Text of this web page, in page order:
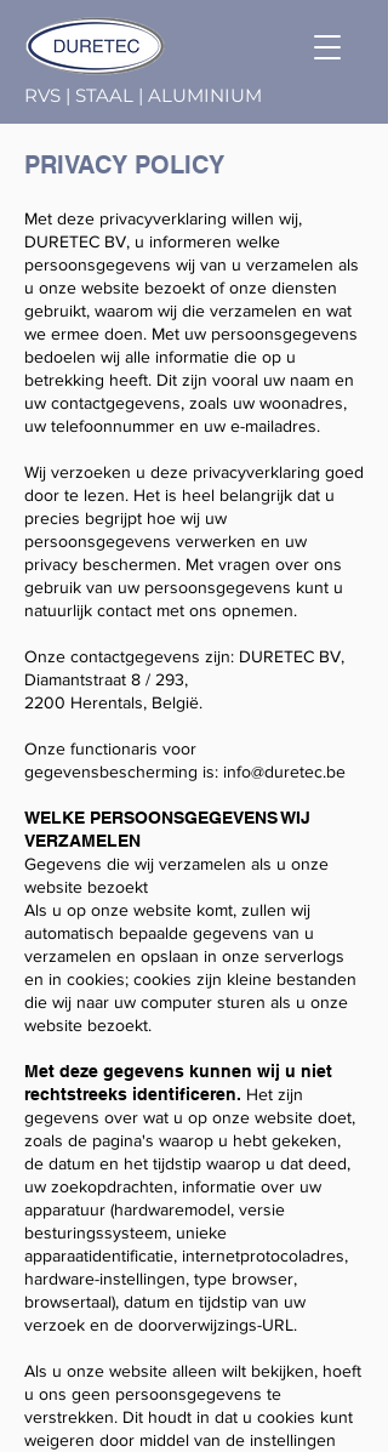
RVS | STAAL | ALUMINIUM
PRIVACY POLICY
Met deze privacyverklaring willen wij,
DURETEC BV, u informeren welke
persoonsgegevens wij van u verzamelen als
u onze website bezoekt of onze diensten
gebruikt, waarom wij die verzamelen en wat
we ermee doen. Met uw persoonsgegevens
bedoelen wij alle informatie die op u
betrekking heeft. Dit zijn vooral uw naam en
uw contactgegevens, zoals uw woonadres,
uw telefoonnummer en uw e-mailadres.
Wij verzoeken u deze privacyverklaring goed
door te lezen. Het is heel belangrijk dat u
precies begrijpt hoe wij uw
persoonsgegevens verwerken en uw
privacy beschermen. Met vragen over ons
gebruik van uw persoonsgegevens kunt u
natuurlijk contact met ons opnemen.
Onze contactgegevens zijn: DURETEC BV,
Diamantstraat 8 / 293,
2200 Herentals, België.
Onze functionaris voor
gegevensbescherming is: info@duretec.be
WELKE PERSOONSGEGEVENS WIJ
VERZAMELEN
Gegevens die wij verzamelen als u onze
website bezoekt
Als u op onze website komt, zullen wij
automatisch bepaalde gegevens van u
verzamelen en opslaan in onze serverlogs
en in cookies; cookies zijn kleine bestanden
die wij naar uw computer sturen als u onze
website bezoekt.
Met deze gegevens kunnen wij u niet
rechtstreeks identificeren. Het zijn
gegevens over wat u op onze website doet,
zoals de pagina's waarop u hebt gekeken,
de datum en het tijdstip waarop u dat deed,
uw zoekopdrachten, informatie over uw
apparatuur (hardwaremodel, versie
besturingssysteem, unieke
apparaatidentificatie, internetprotocoladres,
hardware-instellingen, type browser,
browsertaal), datum en tijdstip van uw
verzoek en de doorverwijzings-URL.
Als u onze website alleen wilt bekijken, hoeft
u ons geen persoonsgegevens te
verstrekken. Dit houdt in dat u cookies kunt
weigeren door middel van de instellingen